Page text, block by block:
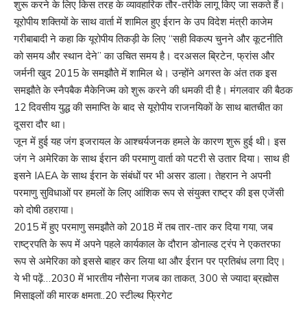
शुरू करने के लिए किस तरह के व्यावहारिक तौर-तरीके लागू किए जा सकते हैं।
यूरोपीय शक्तियों के साथ वार्ता में शामिल हुए ईरान के उप विदेश मंत्री काजेम
गरीबाबादी ने कहा कि यूरोपीय तिकड़ी के लिए “सही विकल्प चुनने और कूटनीति
को समय और स्थान देने” का उचित समय है। दरअसल ब्रिटेन, फ्रांस और
जर्मनी खुद 2015 के समझौते में शामिल थे। उन्होंने अगस्त के अंत तक इस
समझौते के स्नैपबैक मैकेनिज्म को शुरू करने की धमकी दी है। मंगलवार की बैठक
12 दिवसीय युद्ध की समाप्ति के बाद से यूरोपीय राजनयिकों के साथ बातचीत का
दूसरा दौर था।
जून में हुई यह जंग इजरायल के आश्चर्यजनक हमले के कारण शुरू हुई थी। इस
जंग ने अमेरिका के साथ ईरान की परमाणु वार्ता को पटरी से उतार दिया। साथ ही
इसने IAEA के साथ ईरान के संबंधों पर भी असर डाला। तेहरान ने अपनी
परमाणु सुविधाओं पर हमलों के लिए आंशिक रूप से संयुक्त राष्ट्र की इस एजेंसी
को दोषी ठहराया।
2015 में हुए परमाणु समझौते को 2018 में तब तार-तार कर दिया गया, जब
राष्ट्रपति के रूप में अपने पहले कार्यकाल के दौरान डोनाल्ड ट्रंप ने एकतरफा
रूप से अमेरिका को इससे बाहर कर लिया था और ईरान पर प्रतिबंध लगा दिए।
ये भी पढ़ें…2030 में भारतीय नौसेना गजब का ताकत, 300 से ज्यादा ब्रह्मोस
मिसाइलों की मारक क्षमता..20 स्टील्थ फ्रिगेट